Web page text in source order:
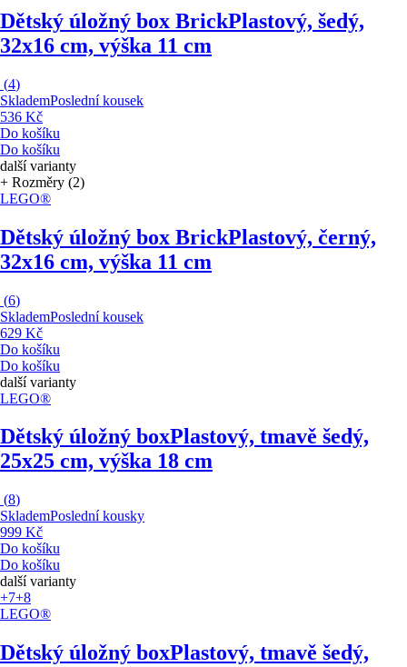
Dětský úložný box BrickPlastový, šedý,
32x16 cm, výška 11 cm
(4)
SklademPoslední kousek
536 Kč
Do košíku
Do košíku
další varianty
+ Rozměry (2)
LEGO®
Dětský úložný box BrickPlastový, černý,
32x16 cm, výška 11 cm
(6)
SklademPoslední kousek
629 Kč
Do košíku
Do košíku
další varianty
LEGO®
Dětský úložný boxPlastový, tmavě šedý,
25x25 cm, výška 18 cm
(8)
SklademPoslední kousky
999 Kč
Do košíku
Do košíku
další varianty
+7+8
LEGO®
Dětský úložný boxPlastový, tmavě šedý,